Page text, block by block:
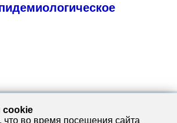
cookie
во время посещения сайта